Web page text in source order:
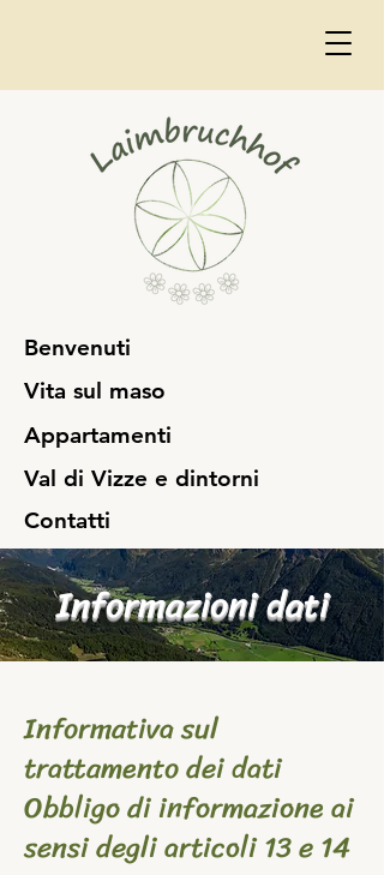
Benvenuti
Vita sul maso
Appartamenti
Val di Vizze e dintorni
Contatti
Informazioni dati
Informativa sul
trattamento dei dati
Obbligo di informazione ai
sensi degli articoli 13 e 14